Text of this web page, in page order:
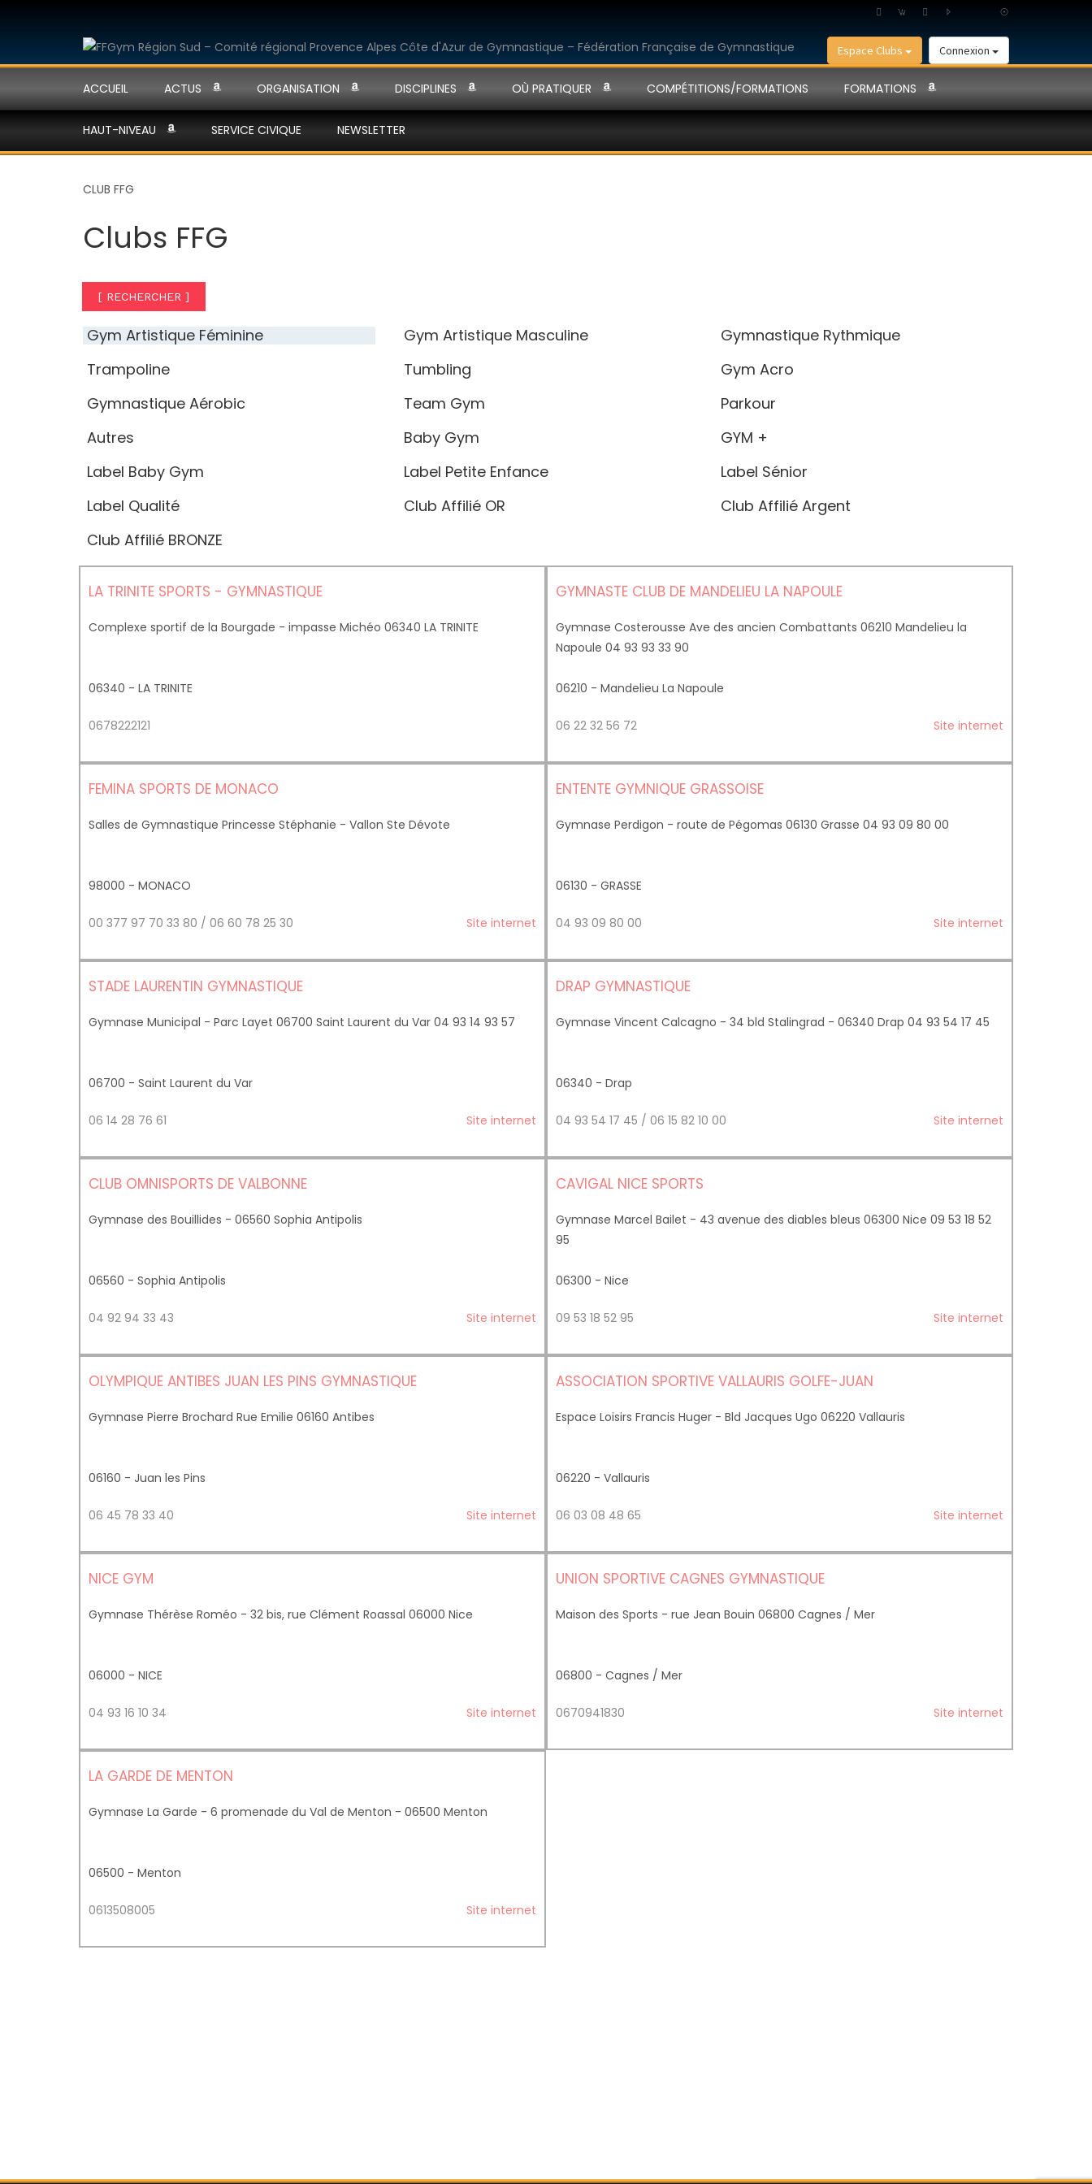
Connexion
Espace Clubs
ACCUEIL ACTUS ORGANISATION DISCIPLINES OÙ PRATIQUER COMPÉTITIONS/FORMATIONS FORMATIONS
HAUT-NIVEAU SERVICE CIVIQUE NEWSLETTER
CLUB FFG
Clubs FFG
[ RECHERCHER ]
Gym Artistique Féminine Gym Artistique Masculine
Gymnastique Rythmique
Trampoline
Tumbling
Gym Acro
Gymnastique Aérobic
Team Gym
Parkour
Autres
Baby Gym
GYM +
Label Baby Gym
Label Petite Enfance
Label Sénior
Label Qualité
Club Affilié OR
Club Affilié Argent
Club Affilié BRONZE
LA TRINITE SPORTS - GYMNASTIQUE
Complexe sportif de la Bourgade - impasse Michéo 06340 LA TRINITE
06340 - LA TRINITE
0678222121
GYMNASTE CLUB DE MANDELIEU LA NAPOULE
Gymnase Costerousse Ave des ancien Combattants 06210 Mandelieu la
Napoule 04 93 93 33 90
06210 - Mandelieu La Napoule
Site internet
06 22 32 56 72
FEMINA SPORTS DE MONACO
Salles de Gymnastique Princesse Stéphanie - Vallon Ste Dévote
98000 - MONACO
Site internet
00 377 97 70 33 80 / 06 60 78 25 30
ENTENTE GYMNIQUE GRASSOISE
Gymnase Perdigon - route de Pégomas 06130 Grasse 04 93 09 80 00
06130 - GRASSE
Site internet
04 93 09 80 00
STADE LAURENTIN GYMNASTIQUE
Gymnase Municipal - Parc Layet 06700 Saint Laurent du Var 04 93 14 93 57
06700 - Saint Laurent du Var
Site internet
06 14 28 76 61
DRAP GYMNASTIQUE
Gymnase Vincent Calcagno - 34 bld Stalingrad - 06340 Drap 04 93 54 17 45
06340 - Drap
Site internet
04 93 54 17 45 / 06 15 82 10 00
CLUB OMNISPORTS DE VALBONNE
Gymnase des Bouillides - 06560 Sophia Antipolis
06560 - Sophia Antipolis
Site internet
04 92 94 33 43
CAVIGAL NICE SPORTS
Gymnase Marcel Bailet - 43 avenue des diables bleus 06300 Nice 09 53 18 52
95
06300 - Nice
Site internet
09 53 18 52 95
OLYMPIQUE ANTIBES JUAN LES PINS GYMNASTIQUE
Gymnase Pierre Brochard Rue Emilie 06160 Antibes
06160 - Juan les Pins
Site internet
06 45 78 33 40
ASSOCIATION SPORTIVE VALLAURIS GOLFE-JUAN
Espace Loisirs Francis Huger - Bld Jacques Ugo 06220 Vallauris
06220 - Vallauris
Site internet
06 03 08 48 65
NICE GYM
Gymnase Thérèse Roméo - 32 bis, rue Clément Roassal 06000 Nice
06000 - NICE
Site internet
04 93 16 10 34
UNION SPORTIVE CAGNES GYMNASTIQUE
Maison des Sports - rue Jean Bouin 06800 Cagnes / Mer
06800 - Cagnes / Mer
Site internet
0670941830
LA GARDE DE MENTON
Gymnase La Garde - 6 promenade du Val de Menton - 06500 Menton
06500 - Menton
Site internet
0613508005